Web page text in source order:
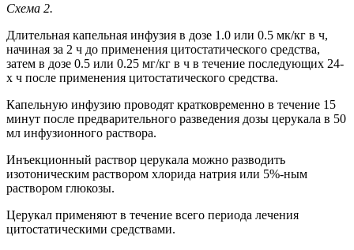
Схема 2.
Длительная капельная инфузия в дозе 1.0 или 0.5 мк/кг в ч,
начиная за 2 ч до применения цитостатического средства,
затем в дозе 0.5 или 0.25 мг/кг в ч в течение последующих 24-
х ч после применения цитостатического средства.
Капельную инфузию проводят кратковременно в течение 15
минут после предварительного разведения дозы церукала в 50
мл инфузионного раствора.
Инъекционный раствор церукала можно разводить
изотоническим раствором хлорида натрия или 5%-ным
раствором глюкозы.
Церукал применяют в течение всего периода лечения
цитостатическими средствами.